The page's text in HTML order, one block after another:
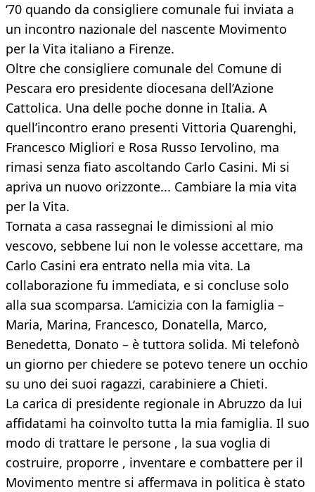
‘70 quando da consigliere comunale fui inviata a
un incontro nazionale del nascente Movimento
per la Vita italiano a Firenze.
Oltre che consigliere comunale del Comune di
Pescara ero presidente diocesana dell’Azione
Cattolica. Una delle poche donne in Italia. A
quell’incontro erano presenti Vittoria Quarenghi,
Francesco Migliori e Rosa Russo Iervolino, ma
rimasi senza fiato ascoltando Carlo Casini. Mi si
apriva un nuovo orizzonte... Cambiare la mia vita
per la Vita.
Tornata a casa rassegnai le dimissioni al mio
vescovo, sebbene lui non le volesse accettare, ma
Carlo Casini era entrato nella mia vita. La
collaborazione fu immediata, e si concluse solo
alla sua scomparsa. L’amicizia con la famiglia –
Maria, Marina, Francesco, Donatella, Marco,
Benedetta, Donato – è tuttora solida. Mi telefonò
un giorno per chiedere se potevo tenere un occhio
su uno dei suoi ragazzi, carabiniere a Chieti.
La carica di presidente regionale in Abruzzo da lui
affidatami ha coinvolto tutta la mia famiglia. Il suo
modo di trattare le persone , la sua voglia di
costruire, proporre , inventare e combattere per il
Movimento mentre si affermava in politica è stato